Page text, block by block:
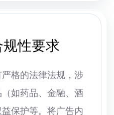
性要求
格的法律法规，涉
如药品、金融、酒
保护等。将广告内